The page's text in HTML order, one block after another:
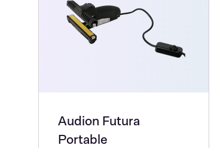
Audion Futura
Portable